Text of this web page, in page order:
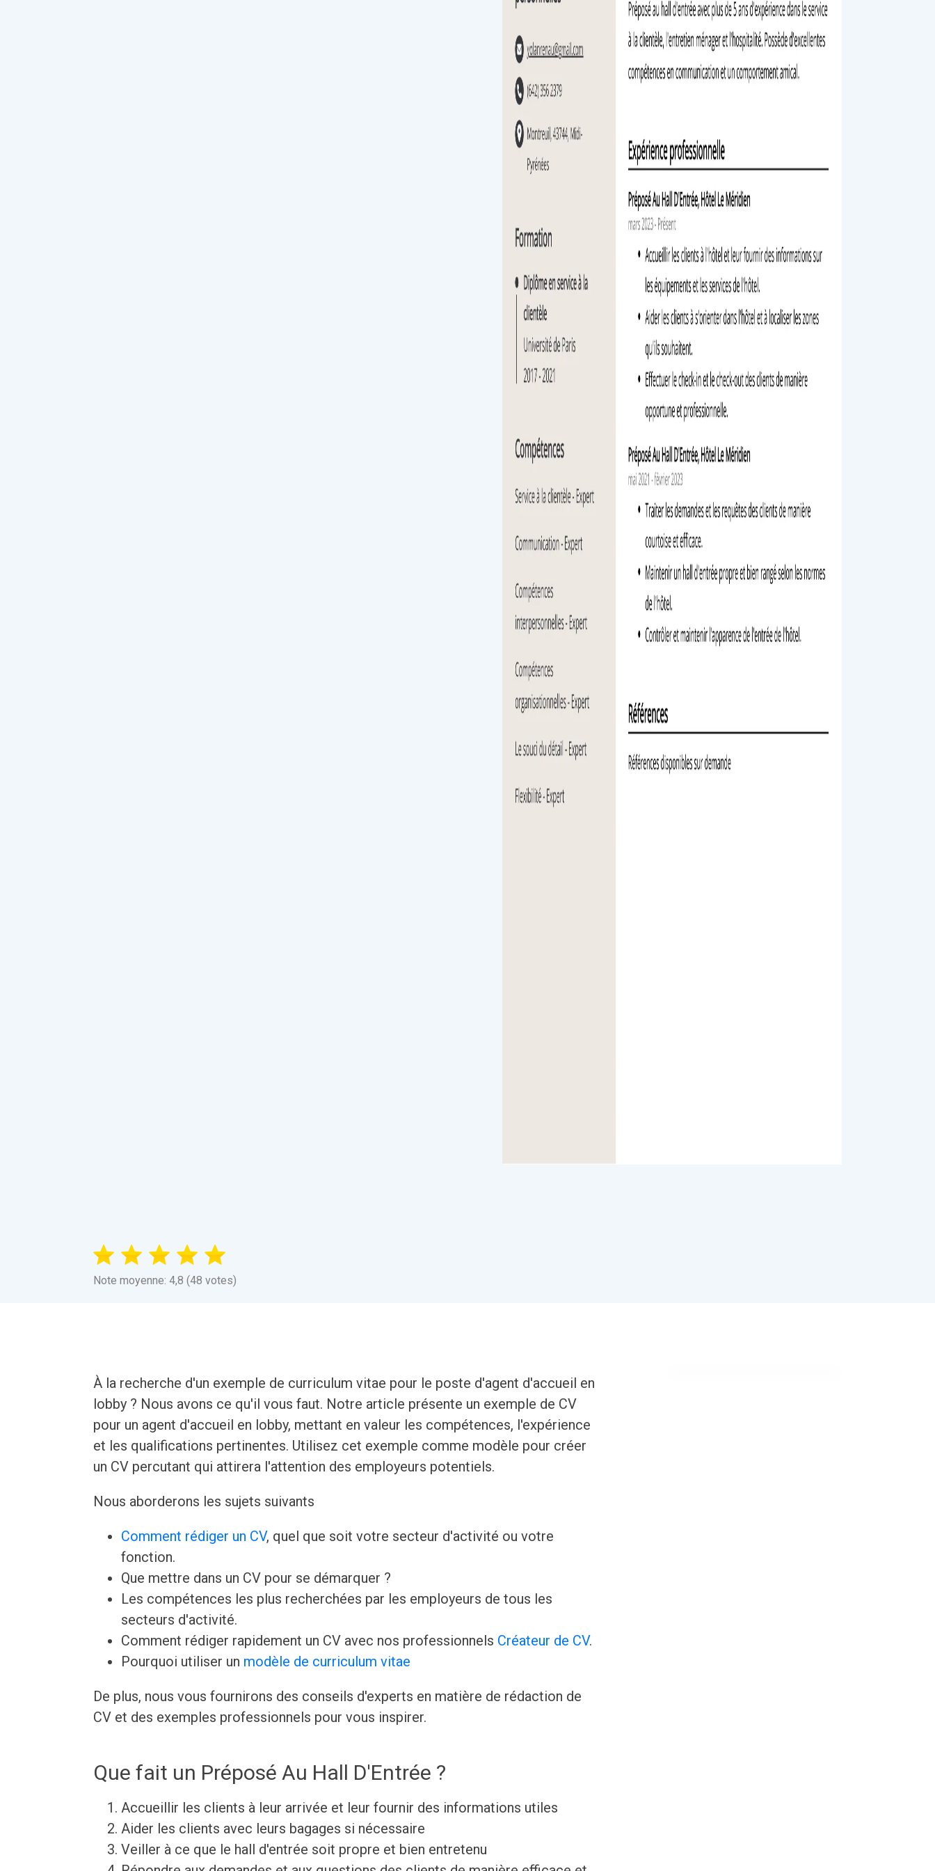
Note moyenne: 4,8 (48 votes)
À la recherche d'un exemple de curriculum vitae pour le poste d'agent d'accueil en
lobby ? Nous avons ce qu'il vous faut. Notre article présente un exemple de CV
pour un agent d'accueil en lobby, mettant en valeur les compétences, l'expérience
et les qualifications pertinentes. Utilisez cet exemple comme modèle pour créer
un CV percutant qui attirera l'attention des employeurs potentiels.
Nous aborderons les sujets suivants
Comment rédiger un CV, quel que soit votre secteur d'activité ou votre
fonction.
Que mettre dans un CV pour se démarquer ?
Les compétences les plus recherchées par les employeurs de tous les
secteurs d'activité.
Comment rédiger rapidement un CV avec nos professionnels Créateur de CV.
Pourquoi utiliser un modèle de curriculum vitae
De plus, nous vous fournirons des conseils d'experts en matière de rédaction de
CV et des exemples professionnels pour vous inspirer.
Que fait un Préposé Au Hall D'Entrée ?
Accueillir les clients à leur arrivée et leur fournir des informations utiles
Aider les clients avec leurs bagages si nécessaire
Veiller à ce que le hall d'entrée soit propre et bien entretenu